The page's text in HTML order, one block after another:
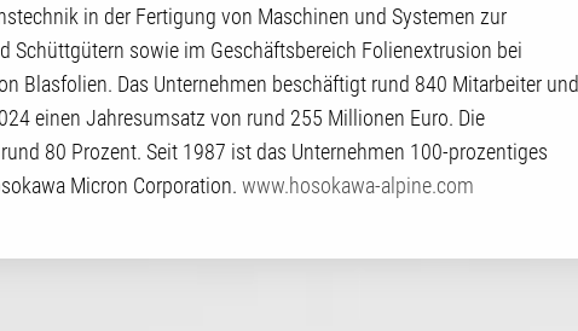
in der Fertigung von Maschinen und Systemen zur
Schüttgütern sowie im Geschäftsbereich Folienextrusion bei
Blasfolien. Das Unternehmen beschäftigt rund 840 Mitarbeiter und
einen Jahresumsatz von rund 255 Millionen Euro. Die
80 Prozent. Seit 1987 ist das Unternehmen 100-prozentiges
Micron Corporation. www.hosokawa-alpine.com